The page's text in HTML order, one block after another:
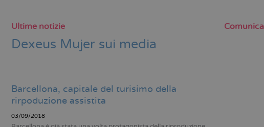
Ultime notizie
Dexeus Mujer sui media
Barcellona, capitale del turisimo della
rirpoduzione assistita
03/09/2018